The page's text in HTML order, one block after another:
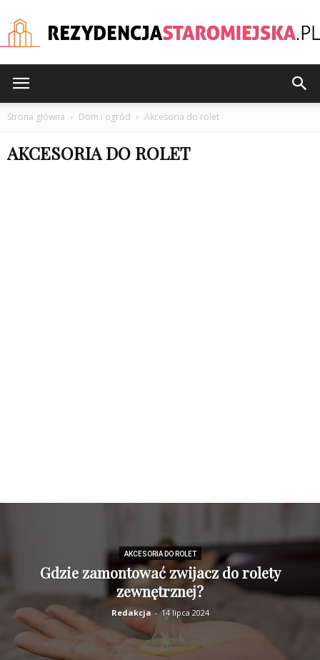
Strona główna Dom i ogród Akcesoria do rolet
AKCESORIA DO ROLET
AKCESORIA DO ROLET
Gdzie zamontować zwijacz do rolety
zewnętrznej?
Redakcja - 14 lipca 2024